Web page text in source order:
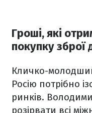
Гроші, які
покупку зброї
Кличко-
Росію потрібно
ринків.
розірвати всі